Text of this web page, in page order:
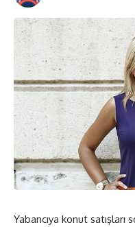
Yabancıya konut satışları